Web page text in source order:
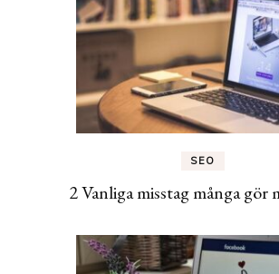
SEO
2 Vanliga misstag många gör